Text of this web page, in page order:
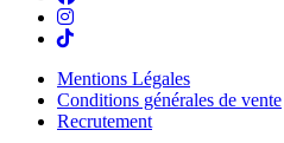
Mentions Légales
Conditions générales de vente
Recrutement